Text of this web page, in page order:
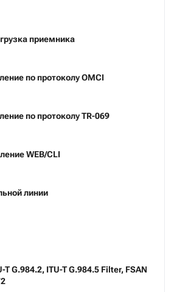
приемника
по протоколу OMCI
по протоколу TR-069
WEB/CLI
линии
T G.984.2, ITU-T G.984.5 Filter, FSAN